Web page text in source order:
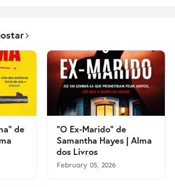
de
"O Ex-Marido" de
Samantha Hayes | Alma
dos Livros
February 05, 2026